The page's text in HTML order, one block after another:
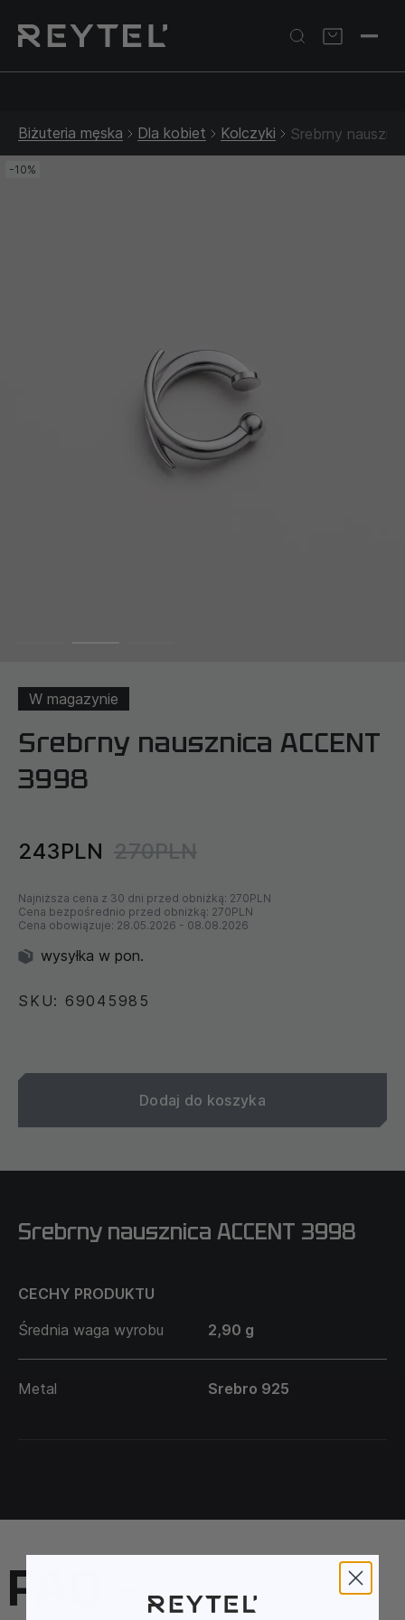
Złota biżuteria: –30% | Do 31.08
Biżuteria męska Dla kobiet Kolczyki Srebrny
-10%
W magazynie
Srebrny nausznica ACCENT
3998
243PLN 270PLN
Najniższa cena z 30 dni przed obniżką: 270PLN
Cena bezpośrednio przed obniżką: 270PLN
Cena obowiązuje: 28.05.2026 - 08.08.2026
wysyłka w pon.
SKU: 69045985
Dodaj do koszyka
Srebrny nausznica ACCENT 3998
CECHY PRODUKTU
Średnia waga wyrobu
2,90 g
Metal Srebro 925
FAQ –